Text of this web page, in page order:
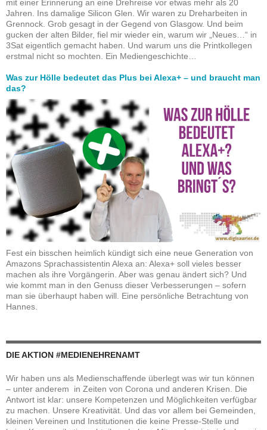
mit einer Erinnerung an eine Drehreise vor etwas mehr als 20
Jahren. Ins damalige Silicon Glen. Wir waren zu Dreharbeiten in
Grennock. Grob gesagt in der Gegend von Glasgow. Und beim
gucken der alten Bilder, fiel mir wieder ein, warum wir „Neues…“ in
3Sat eigentlich gemacht haben. Und warum uns die Printkollegen
erstmal nicht so mochten. Ein Mediengeschichte…
Was zur Hölle bedeutet das Plus bei Alexa+ – und braucht man
das?
Fest ein bisschen heimlich kündigt sich eine neue Generation von
Amazons Sprachassistentin Alexa an: Alexa+ soll vieles besser
machen als ihre Vorgängerin. Aber was genau ändert sich? Und
wie kommt man in den Genuss dieser Verbesserungen – sofern
man sie überhaupt haben will. Eine persönliche Betrachtung von
Hannes.
DIE AKTION #MEDIENEHRENAMT
Wir haben uns als Medienschaffende überlegt was wir tun können
– unter anderem in Zeiten von Corona und anderen Krisen. Die
Antwort ist klar: unsere Kompetenzen und Möglichkeiten verfügbar
zu machen. Unsere Kreativität. Und das vor allem bei Gemeinden,
kleinen Vereinen und Institutionen die keine Presse-Stelle und